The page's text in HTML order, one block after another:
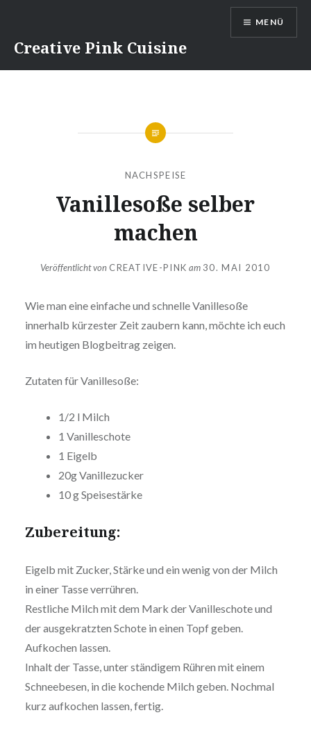
InhaltCreative Pink Cuisine
MENÜ
NACHSPEISE
Vanil­le­so­ße selber
machen
Veröffentlicht von CREATIVE-PINK am 30. MAI 2010
Wie man eine einfache und schnelle Vanil­le­so­ße
innerhalb kürzester Zeit zaubern kann, möchte ich euch
im heutigen Blog­bei­trag zeigen.
Zutaten für Vanillesoße:
1/2 l Milch
1 Vanil­le­scho­te
1 Eigelb
20g Vanil­le­zu­cker
10 g Speisestärke
Zube­rei­tung:
Eigelb mit Zucker, Stärke und ein wenig von der Milch
in einer Tasse verrühren.
Restliche Milch mit dem Mark der Vanil­le­scho­te und
der aus­ge­kratz­ten Schote in einen Topf geben.
Aufkochen lassen.
Inhalt der Tasse, unter ständigem Rühren mit einem
Schnee­be­sen, in die kochende Milch geben. Nochmal
kurz aufkochen lassen, fertig.